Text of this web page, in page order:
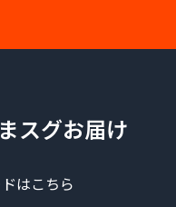
スグお届け
はこちら